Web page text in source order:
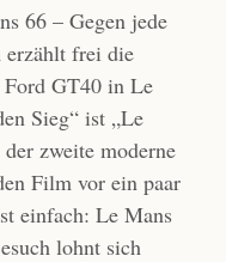
66 – Gegen jede
frei die
Ford GT40 in Le
Sieg“ ist „Le
zweite moderne
Film vor ein paar
einfach: Le Mans
lohnt sich